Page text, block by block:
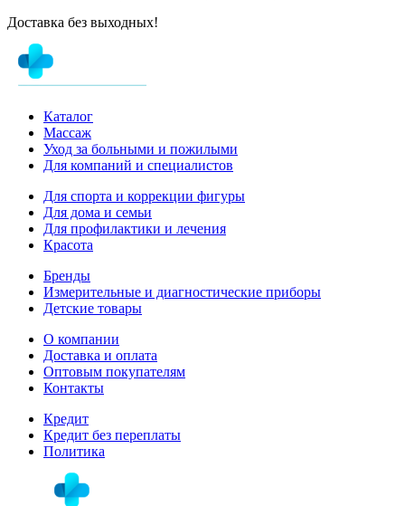
Доставка без выходных!
Каталог
Массаж
Уход за больными и пожилыми
Для компаний и специалистов
Для спорта и коррекции фигуры
Для дома и семьи
Для профилактики и лечения
Красота
Бренды
Измерительные и диагностические приборы
Детские товары
О компании
Доставка и оплата
Оптовым покупателям
Контакты
Кредит
Кредит без переплаты
Политика